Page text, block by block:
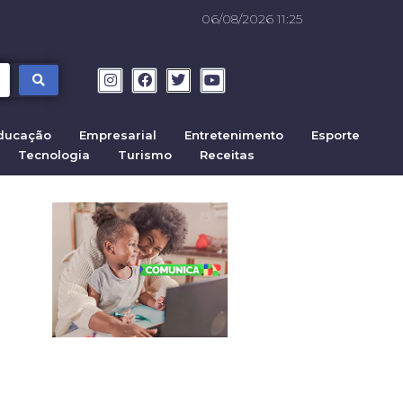
06/08/2026 11:25
Empresarial Entretenimento
Esporte
Tecnologia Turismo Receitas